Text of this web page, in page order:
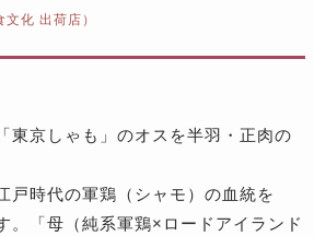
化 出荷店）
東京しゃも」のオスを半羽・正肉の
戸時代の軍鶏（シャモ）の血統を
。「母（純系軍鶏×ロードアイランド